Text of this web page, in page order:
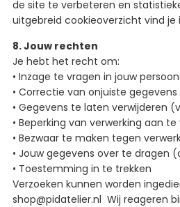
de site te verbeteren en
uitgebreid cookieoverzicht vind je
8. Jouw rechten
Je hebt het recht om:
• Inzage te vragen in jouw
• Correctie van onjuiste
• Gegevens te laten verwijderen
• Beperking van verwerking aan
• Bezwaar te maken tegen
• Jouw gegevens over te dragen
• Toestemming in te trekken
Verzoeken kunnen worden
shop@pidatelier.nl Wij reageren